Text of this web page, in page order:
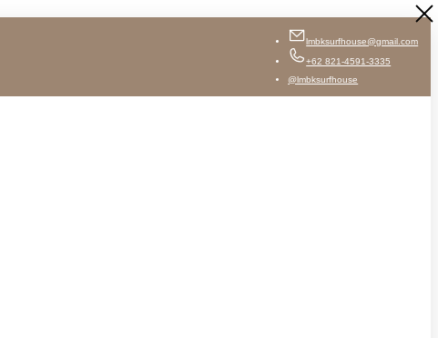
lmbksurfhouse@gmail.com
+62 821-4591-3335
@lmbksurfhouse